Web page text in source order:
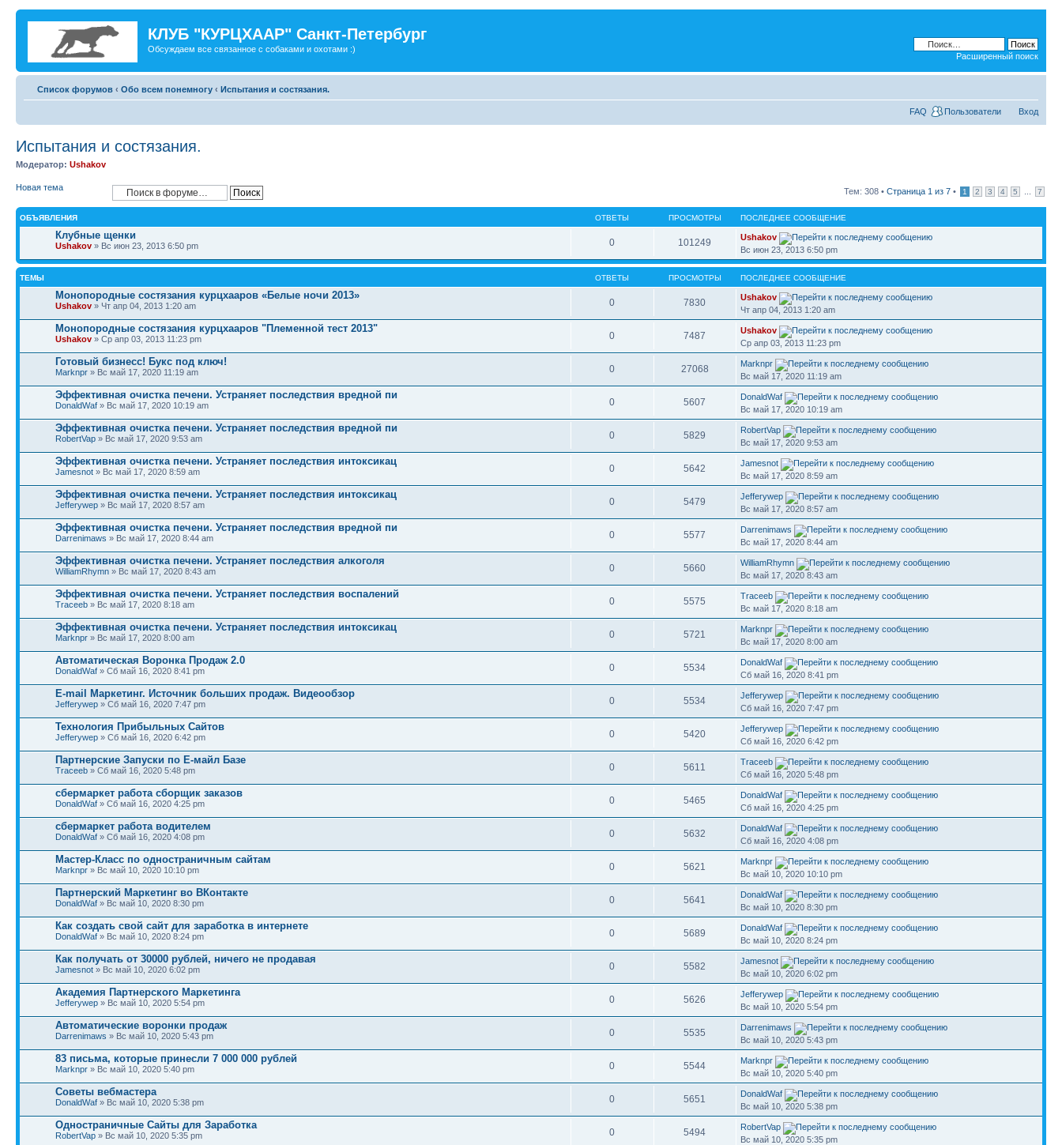
КЛУБ "КУРЦХААР" Санкт-Петербург
Обсуждаем все связанное с собаками и охотами :)
Расширенный поиск
Список форумов ‹ Обо всем понемногу ‹ Испытания и состязания.
FAQ Пользователи Вход
Испытания и состязания.
Модератор: Ushakov
Новая тема Тем: 308 • Страница 1 из 7 • 1 2 3 4 5 7
ОБЪЯВЛЕНИЯ ОТВЕТЫ ПРОСМОТРЫ ПОСЛЕДНЕЕ СООБЩЕНИЕ
Клубные щенки
Ushakov » Вс июн 23, 2013 6:50 pm 0 101249
Ushakov
Вс июн 23, 2013 6:50 pm
ТЕМЫ ОТВЕТЫ ПРОСМОТРЫ ПОСЛЕДНЕЕ СООБЩЕНИЕ
Монопородные состязания курцхааров «Белые ночи 2013»
Ushakov » Чт апр 04, 2013 1:20 am 0 7830
Ushakov
Чт апр 04, 2013 1:20 am
Монопородные состязания курцхааров "Племенной тест 2013"
Ushakov » Ср апр 03, 2013 11:23 pm 0 7487
Ushakov
Ср апр 03, 2013 11:23 pm
Готовый бизнесс! Букс под ключ!
Marknpr » Вс май 17, 2020 11:19 am 0 27068
Marknpr
Вс май 17, 2020 11:19 am
Эффективная очистка печени. Устраняет последствия вредной пи
DonaldWaf » Вс май 17, 2020 10:19 am 0 5607
DonaldWaf
Вс май 17, 2020 10:19 am
Эффективная очистка печени. Устраняет последствия вредной пи
RobertVap » Вс май 17, 2020 9:53 am 0 5829
RobertVap
Вс май 17, 2020 9:53 am
Эффективная очистка печени. Устраняет последствия интоксикац
Jamesnot » Вс май 17, 2020 8:59 am 0 5642
Jamesnot
Вс май 17, 2020 8:59 am
Эффективная очистка печени. Устраняет последствия интоксикац
Jefferywep » Вс май 17, 2020 8:57 am 0 5479
Jefferywep
Вс май 17, 2020 8:57 am
Эффективная очистка печени. Устраняет последствия вредной пи
Darrenimaws » Вс май 17, 2020 8:44 am 0 5577
Darrenimaws
Вс май 17, 2020 8:44 am
Эффективная очистка печени. Устраняет последствия алкоголя
WilliamRhymn » Вс май 17, 2020 8:43 am 0 5660
WilliamRhymn
Вс май 17, 2020 8:43 am
Эффективная очистка печени. Устраняет последствия воспалений
Traceeb » Вс май 17, 2020 8:18 am 0 5575
Traceeb
Вс май 17, 2020 8:18 am
Эффективная очистка печени. Устраняет последствия интоксикац
Marknpr » Вс май 17, 2020 8:00 am 0 5721
Marknpr
Вс май 17, 2020 8:00 am
Автоматическая Воронка Продаж 2.0
DonaldWaf » Сб май 16, 2020 8:41 pm 0 5534
DonaldWaf
Сб май 16, 2020 8:41 pm
E-mail Маркетинг. Источник больших продаж. Видеообзор
Jefferywep » Сб май 16, 2020 7:47 pm 0 5534
Jefferywep
Сб май 16, 2020 7:47 pm
Технология Прибыльных Сайтов
Jefferywep » Сб май 16, 2020 6:42 pm 0 5420
Jefferywep
Сб май 16, 2020 6:42 pm
Партнерские Запуски по Е-майл Базе
Traceeb » Сб май 16, 2020 5:48 pm 0 5611
Traceeb
Сб май 16, 2020 5:48 pm
сбермаркет работа сборщик заказов
DonaldWaf » Сб май 16, 2020 4:25 pm 0 5465
DonaldWaf
Сб май 16, 2020 4:25 pm
сбермаркет работа водителем
DonaldWaf » Сб май 16, 2020 4:08 pm 0 5632
DonaldWaf
Сб май 16, 2020 4:08 pm
Мастер-Класс по одностраничным сайтам
Marknpr » Вс май 10, 2020 10:10 pm 0 5621
Marknpr
Вс май 10, 2020 10:10 pm
Партнерский Маркетинг во ВКонтакте
DonaldWaf » Вс май 10, 2020 8:30 pm 0 5641
DonaldWaf
Вс май 10, 2020 8:30 pm
Как создать свой сайт для заработка в интернете
DonaldWaf » Вс май 10, 2020 8:24 pm 0 5689
DonaldWaf
Вс май 10, 2020 8:24 pm
Как получать от 30000 рублей, ничего не продавая
Jamesnot » Вс май 10, 2020 6:02 pm 0 5582
Jamesnot
Вс май 10, 2020 6:02 pm
Академия Партнерского Маркетинга
Jefferywep » Вс май 10, 2020 5:54 pm 0 5626
Jefferywep
Вс май 10, 2020 5:54 pm
Автоматические воронки продаж
Darrenimaws » Вс май 10, 2020 5:43 pm 0 5535
Darrenimaws
Вс май 10, 2020 5:43 pm
83 письма, которые принесли 7 000 000 рублей
Marknpr » Вс май 10, 2020 5:40 pm 0 5544
Marknpr
Вс май 10, 2020 5:40 pm
Советы вебмастера
DonaldWaf » Вс май 10, 2020 5:38 pm 0 5651
DonaldWaf
Вс май 10, 2020 5:38 pm
Одностраничные Сайты для Заработка
RobertVap » Вс май 10, 2020 5:35 pm 0 5494
RobertVap
Вс май 10, 2020 5:35 pm